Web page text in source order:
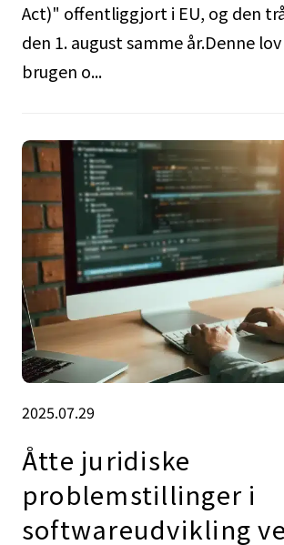
Act)" offentliggjort i EU, og den
den 1. august samme år.Denne
brugen o...
2025.07.29
Åtte juridiske
problemstillinger i
softwareudvikling